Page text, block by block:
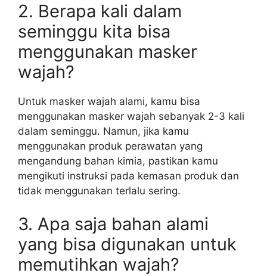
2. Berapa kali dalam
seminggu kita bisa
menggunakan masker
wajah?
Untuk masker wajah alami, kamu bisa
menggunakan masker wajah sebanyak 2-3 kali
dalam seminggu. Namun, jika kamu
menggunakan produk perawatan yang
mengandung bahan kimia, pastikan kamu
mengikuti instruksi pada kemasan produk dan
tidak menggunakan terlalu sering.
3. Apa saja bahan alami
yang bisa digunakan untuk
memutihkan wajah?